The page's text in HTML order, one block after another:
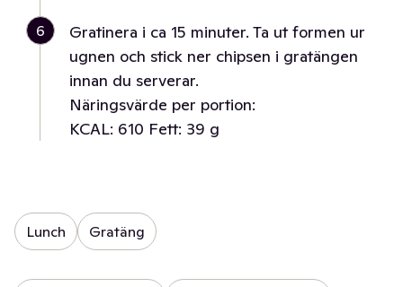
6
Gratinera i ca 15 minuter. Ta ut formen ur
ugnen och stick ner chipsen i gratängen
innan du serverar.
Näringsvärde per portion:
KCAL: 610 Fett: 39 g
Lunch Gratäng